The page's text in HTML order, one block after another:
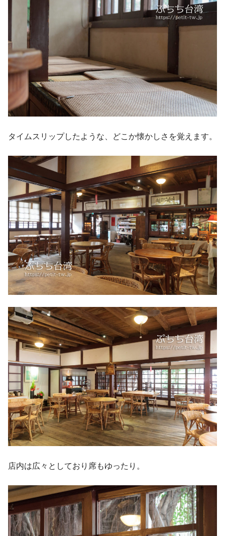
タイムスリップしたような、どこか懐かしさを覚えます。
店内は広々としており席もゆったり。